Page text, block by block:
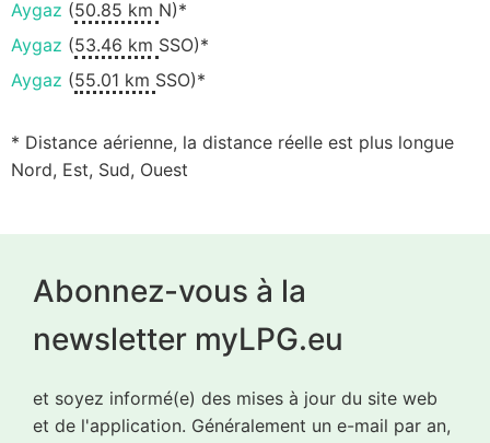
Aygaz (50.85 km N)*
Aygaz (53.46 km SSO)*
Aygaz (55.01 km SSO)*
* Distance aérienne, la distance réelle est plus longue
Nord, Est, Sud, Ouest
Abonnez-vous à la
newsletter myLPG.eu
et soyez informé(e) des mises à jour du site web
et de l'application. Généralement un e-mail par an,